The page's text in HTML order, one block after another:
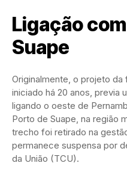
Ligação
Suape
Originalmente, o projeto da
iniciado há 20 anos, previa
ligando o oeste de
Porto de Suape, na região
trecho foi retirado na
permanece suspensa por
da União (TCU).